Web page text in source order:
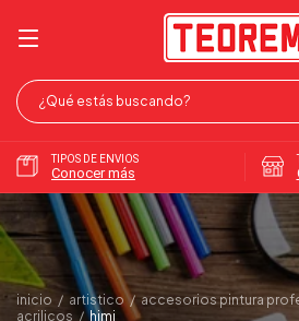
TIPOS DE ENVIOS
Conocer más
inicio / artistico / accesorios pintura
acrilicos / himi